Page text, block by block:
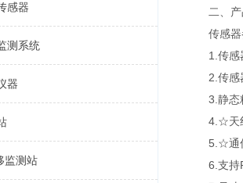
感器
测系统
器
监测站
二、产
传感器
1.传感器
2.传感
3.静态精
4.☆天线
5.☆通信
6.支持